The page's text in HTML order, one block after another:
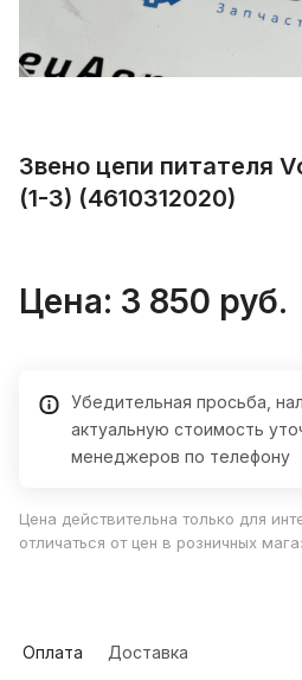
Звено цепи питателя
(1-3) (4610312020)
Цена: 3 850 руб.
Убедительная просьба,
актуальную стоимость
менеджеров по телефону
Цена действительна только для
отличаться от цен в розничных
Оплата Доставка